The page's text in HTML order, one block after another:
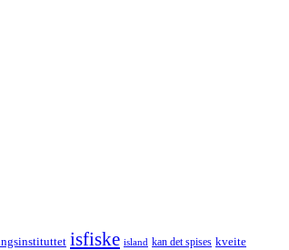
isfiske island kan det spises kveite